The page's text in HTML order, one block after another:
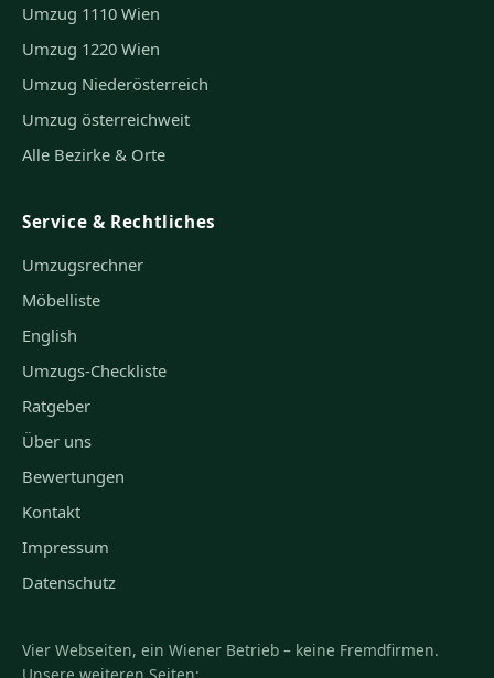
Umzug 1110 Wien
Umzug 1220 Wien
Umzug Niederösterreich
Umzug österreichweit
Alle Bezirke & Orte
Service & Rechtliches
Umzugsrechner
Möbelliste
English
Umzugs-Checkliste
Ratgeber
Über uns
Bewertungen
Kontakt
Impressum
Datenschutz
Vier Webseiten, ein Wiener Betrieb – keine Fremdfirmen.